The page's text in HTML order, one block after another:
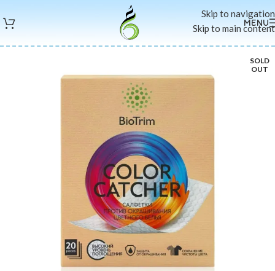
Skip to navigation
Skip to main content
MENU
SOLD
OUT